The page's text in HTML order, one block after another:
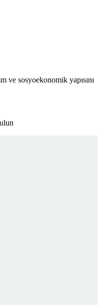
ve sosyoekonomik yapısını